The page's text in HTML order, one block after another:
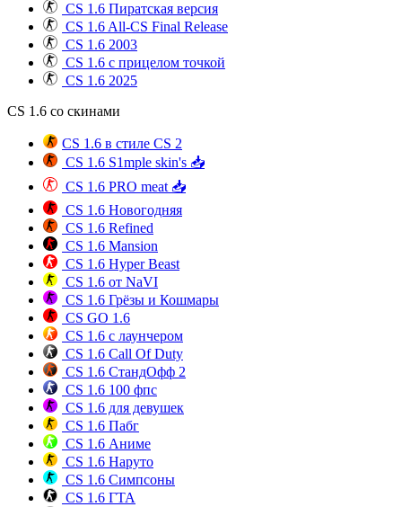
CS 1.6 Пиратская версия
CS 1.6 All-CS Final Release
CS 1.6 2003
CS 1.6 с прицелом точкой
CS 1.6 2025
CS 1.6 со скинами
CS 1.6 в стиле CS 2
CS 1.6 S1mple skin's 📥
CS 1.6 PRO meat 📥
CS 1.6 Новогодняя
CS 1.6 Refined
CS 1.6 Mansion
CS 1.6 Hyper Beast
CS 1.6 от NaVI
CS 1.6 Грёзы и Кошмары
CS GO 1.6
CS 1.6 с лаунчером
CS 1.6 Call Of Duty
CS 1.6 СтандОфф 2
CS 1.6 100 фпс
CS 1.6 для девушек
CS 1.6 Пабг
CS 1.6 Аниме
CS 1.6 Наруто
CS 1.6 Симпсоны
CS 1.6 ГТА